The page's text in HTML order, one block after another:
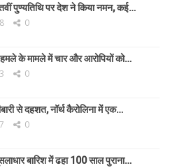
पुण्यतिथि पर देश ने किया नमन, कई…
8 0
हमले के मामले में चार और आरोपियों को…
3 0
से दहशत, नॉर्थ कैरोलिना में एक…
7 0
बारिश में ढहा 100 साल पुराना…